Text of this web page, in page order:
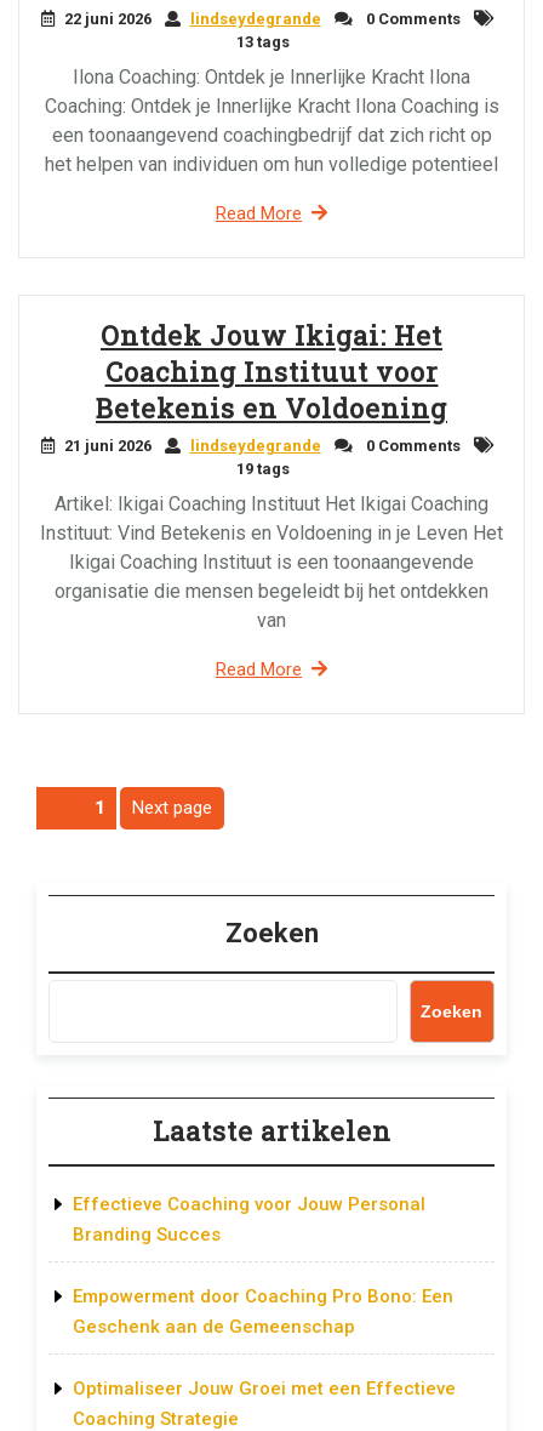
22 juni 2026 lindseydegrande
0 Comments
13 tags
Ilona Coaching: Ontdek je Innerlijke Kracht Ilona
Coaching: Ontdek je Innerlijke Kracht Ilona Coaching is
een toonaangevend coachingbedrijf dat zich richt op
het helpen van individuen om hun volledige potentieel
Read More
Ontdek Jouw Ikigai: Het
Coaching Instituut voor
Betekenis en Voldoening
21 juni 2026 lindseydegrande
0 Comments
19 tags
Artikel: Ikigai Coaching Instituut Het Ikigai Coaching
Instituut: Vind Betekenis en Voldoening in je Leven Het
Ikigai Coaching Instituut is een toonaangevende
organisatie die mensen begeleidt bij het ontdekken
van
Read More
Berichtnavigatie
1 Next page
Zoeken
Zoeken
Laatste artikelen
Effectieve Coaching voor Jouw Personal
Branding Succes
Empowerment door Coaching Pro Bono: Een
Geschenk aan de Gemeenschap
Optimaliseer Jouw Groei met een Effectieve
Coaching Strategie